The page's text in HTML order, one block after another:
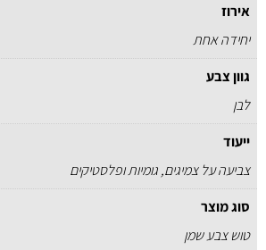
אירוז
יחידה אחת
גוון צבע
לבן
ייעוד
צביעה על צמיגים, גומיות ופלסטיקים
סוג מוצר
טוש צבע שמן